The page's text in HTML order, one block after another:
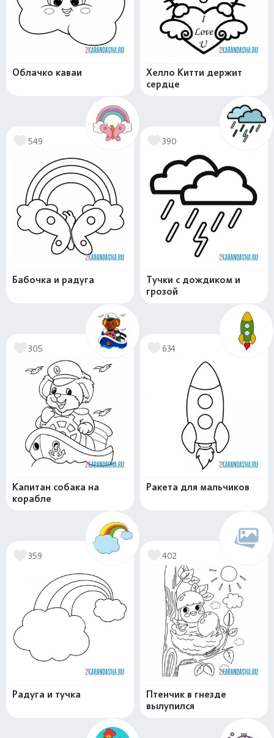
Облачко каваи
Хелло Китти держит
сердце
549
Бабочка и радуга
390
Тучки с дождиком и
грозой
305
Капитан собака на
корабле
634
Ракета для мальчиков
359
Радуга и тучка
402
Птенчик в гнезде
вылупился